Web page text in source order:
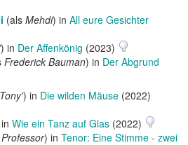
(als Mehdi) in All eure Gesichter
) in Der Affenkönig (2023)
Frederick Bauman) in Der Abgrund
) in Die wilden Mäuse (2022)
Wie ein Tanz auf Glas (2022)
Professor) in Tenor: Eine Stimme - zwei